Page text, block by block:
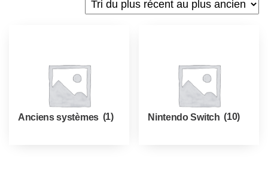
Anciens systèmes (1) Nintendo Switch (10)